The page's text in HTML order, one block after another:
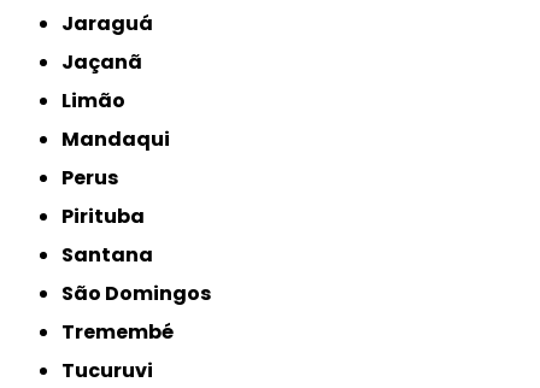
Jaraguá
Jaçanã
Limão
Mandaqui
Perus
Pirituba
Santana
São Domingos
Tremembé
Tucuruvi